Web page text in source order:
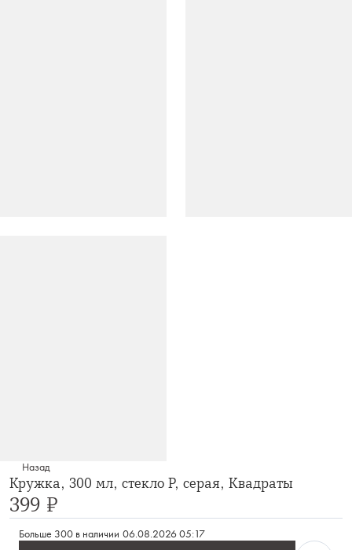
Назад
Кружка, 300 мл, стекло Р, серая, Квадраты
399 ₽
Больше 300 в наличии 06.08.2026 05:17